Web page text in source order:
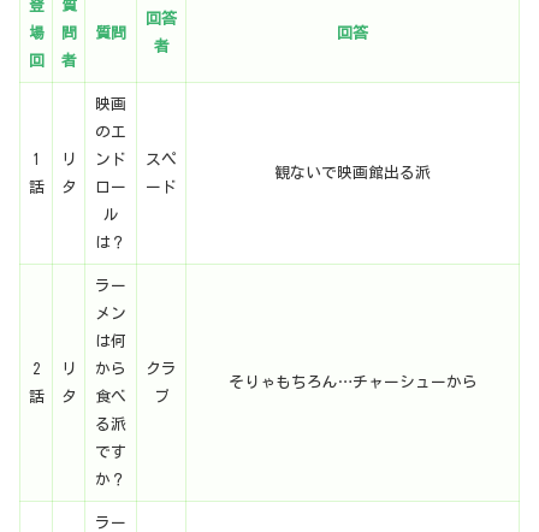
登
場
回
質
問
者
質問
回答
者
回答
1
話
リ
タ
映画
のエ
ンド
ロー
ル
は？
スペ
ード
観ないで映画館出る派
2
話
リ
タ
ラー
メン
は何
から
食べ
る派
です
か？
クラ
ブ
そりゃもちろん…チャーシューから
ラー